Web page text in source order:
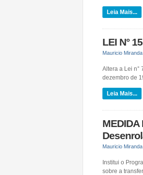
Leia Mais...
LEI N°
Mauricio Miranda
Altera a Lei n°
dezembro de
Leia Mais...
MEDIDA
Mauricio Miranda
Institui o
sobre a